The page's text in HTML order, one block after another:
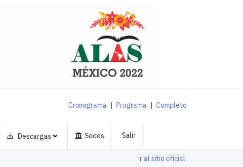
Cronograma | Programa | Completo
Descargas Sedes Salir
ir al sitio oficial